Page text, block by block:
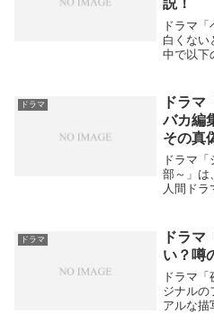
説！
ドラマ
白くない
中で以下
ない、
と感じる
ドラマ
ドラ
バカ編
その真
ドラマ
部～」は
人間ドラ
います
い人も
ドラマ
ドラ
い？噂
ドラマ
ジナルの
アルな描